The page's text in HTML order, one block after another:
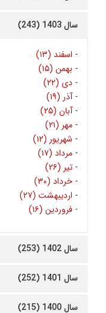
سال 1403 (243)
- اسفند (۱۳)
- بهمن (۱۵)
- دی (۲۲)
-آذر (۱۹)
-آبان (۲۵)
- مهر (۲۱)
- شهریور (۱۲)
- مرداد (۱۷)
- تیر (۲۶)
- خرداد (۳۰)
- اردیبهشت (۲۷)
- فروردین (۱۶)
سال 1402 (253)
سال 1401 (252)
سال 1400 (215)